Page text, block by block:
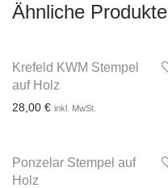
Ähnliche Produkte
Krefeld KWM Stempel
auf Holz
28,00 € inkl. MwSt.
3-4 Werktage
Ponzelar Stempel auf
Holz